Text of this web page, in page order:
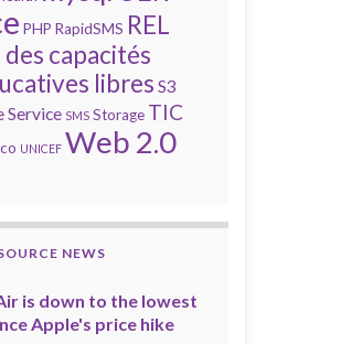
PHP RapidSMS REL
capacités
libres S3
Service SMS Storage TIC
UNICEF Web 2.0
NEWS
is down to the lowest
Apple's price hike